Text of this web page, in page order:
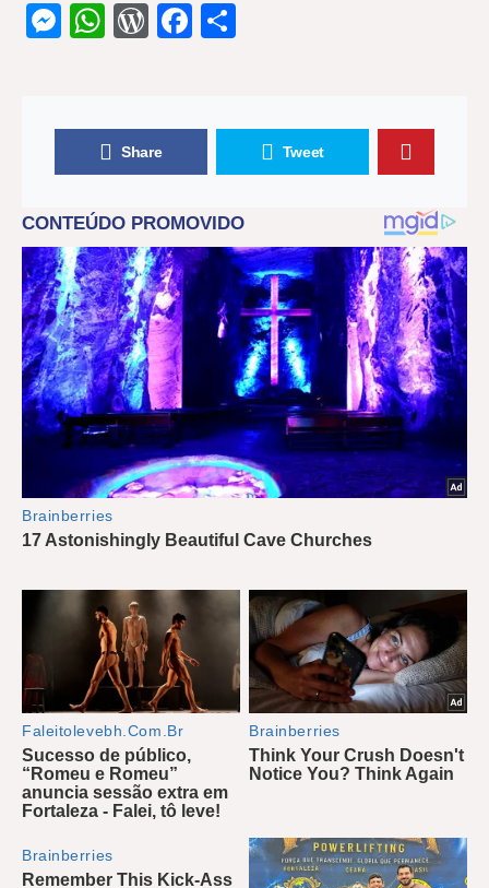
Messenger
WhatsApp
WordPress
Facebook
Share Tweet